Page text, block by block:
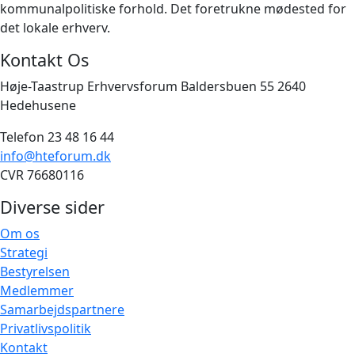
kommunalpolitiske forhold. Det foretrukne mødested for
det lokale erhverv.
Kontakt Os
Høje-Taastrup Erhvervsforum Baldersbuen 55 2640
Hedehusene
Telefon 23 48 16 44
info@hteforum.dk
CVR 76680116
Diverse sider
Om os
Strategi
Bestyrelsen
Medlemmer
Samarbejdspartnere
Privatlivspolitik
Kontakt